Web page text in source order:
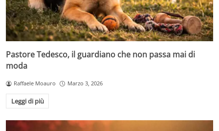
Pastore Tedesco, il guardiano che non passa mai di
moda
Raffaele Moauro Marzo 3, 2026
Leggi di più